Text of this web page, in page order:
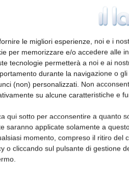
le migliori esperienze, noi e i
per memorizzare e/o accedere alle
tecnologie permetterà a noi e ai
durante la navigazione o
(non) personalizzati. Non
su alcune caratteristiche e
qui sotto per acconsentire a quanto
saranno applicate solamente a
momento, compreso il ritiro del
o cliccando sul pulsante di gestione
23 Aprile
Un approccio
della tipicità